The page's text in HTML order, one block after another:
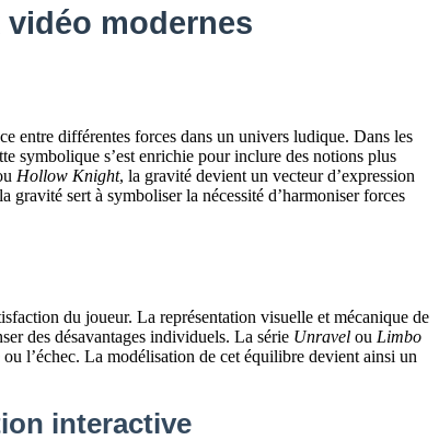
modernes
entre différentes forces dans un univers ludique. Dans les
symbolique s’est enrichie pour inclure des notions plus
Hollow Knight, la gravité devient un vecteur d’expression
sert à symboliser la nécessité d’harmoniser forces
du joueur. La représentation visuelle et mécanique de
des désavantages individuels. La série Unravel ou Limbo
l’échec. La modélisation de cet équilibre devient ainsi un
interactive